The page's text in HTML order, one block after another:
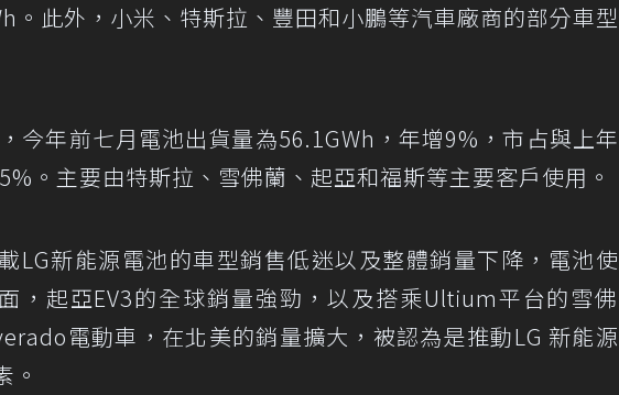
。此外，小米、特斯拉、豐田和小鵬等汽車廠商的部分車
今年前七月電池出貨量為56.1GWh，年增9%，市占與上
。主要由特斯拉、雪佛蘭、起亞和福斯等主要客戶使用。
LG新能源電池的車型銷售低迷以及整體銷量下降，電池
，起亞EV3的全球銷量強勁，以及搭乘Ultium平台的雪
電動車，在北美的銷量擴大，被認為是推動LG 新能
。